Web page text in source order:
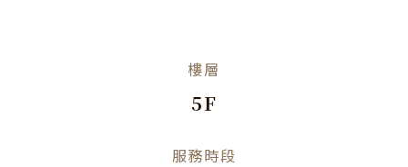
樓層
5F
服務時段